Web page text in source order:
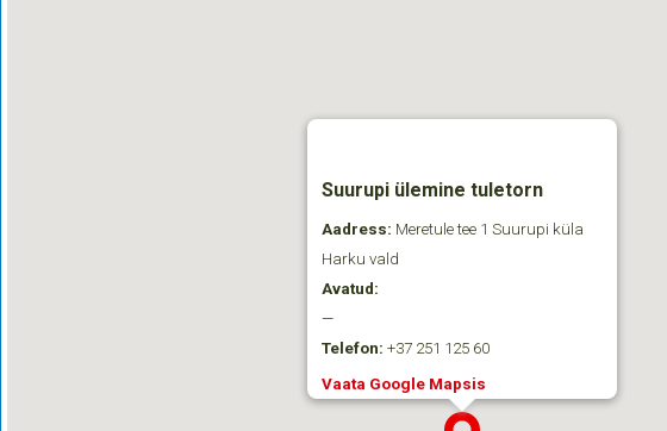
Suurupi ülemine tuletorn
Aadress: Meretule tee 1 Suurupi küla
Harku vald
Avatud:
—
Telefon: +37 251 125 60
Vaata Google Mapsis